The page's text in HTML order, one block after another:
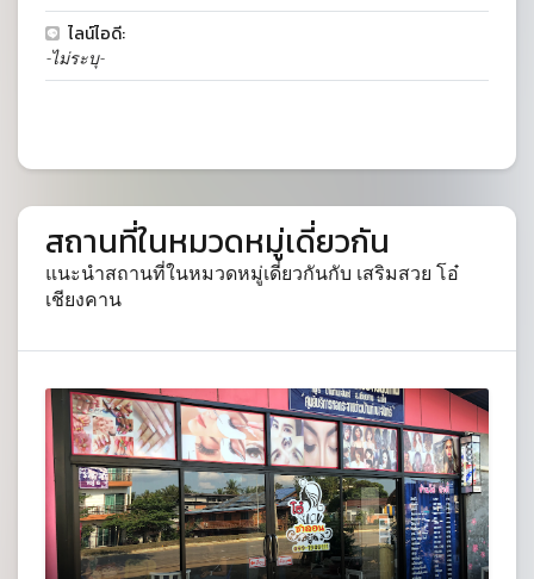
ไลน์ไอดี:
-ไม่ระบุ-
สถานที่ในหมวดหมู่เดี่ยวกัน
แนะนำสถานที่ในหมวดหมู่เดี่ยวกันกับ เสริมสวย โอ๋
เชียงคาน